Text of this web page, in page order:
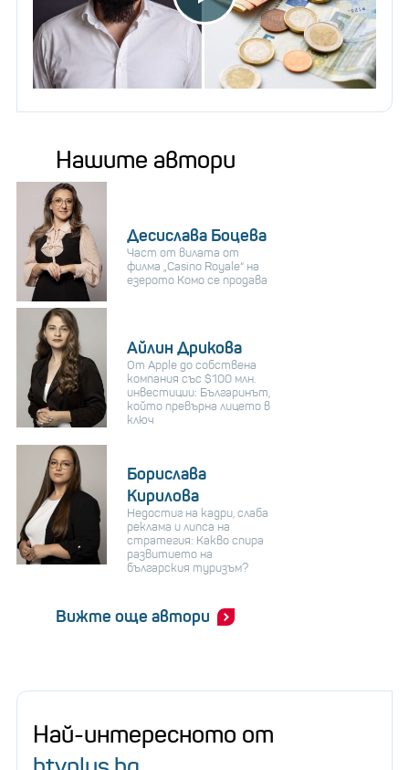
Нашите автори
Десислава Боцева
Част от вилата от
филма „Casino Royale“ на
езерото Комо се продава
Айлин Дрикова
От Apple до собствена
компания със $100 млн.
инвестиции: Българинът,
който превърна лицето в
ключ
Борислава
Кирилова
Недостиг на кадри, слаба
реклама и липса на
стратегия: Какво спира
развитието на
българския туризъм?
Вижте още автори
Най-интересното от